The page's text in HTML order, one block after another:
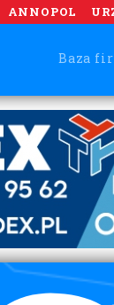
ANNOPOL
Baza